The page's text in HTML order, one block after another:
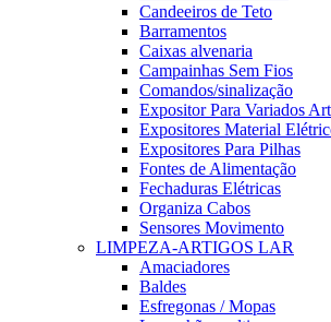
Candeeiros de Teto
Barramentos
Caixas alvenaria
Campainhas Sem Fios
Comandos/sinalização
Expositor Para Variados
Expositores Material
Expositores Para Pilhas
Fontes de Alimentação
Fechaduras Elétricas
Organiza Cabos
Sensores Movimento
LIMPEZA-ARTIGOS LAR
Amaciadores
Baldes
Esfregonas / Mopas